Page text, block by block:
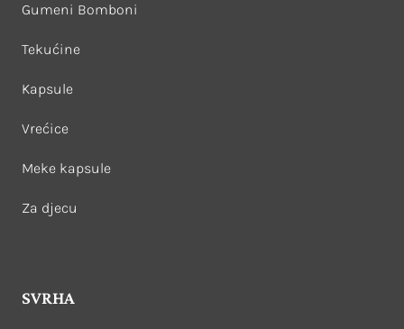
Gumeni Bomboni
Tekućine
Kapsule
Vrećice
Meke kapsule
Za djecu
SVRHA